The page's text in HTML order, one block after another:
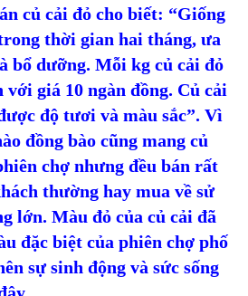
củ cải đỏ cho biết: “Giống
thời gian hai tháng, ưa
bổ dưỡng. Mỗi kg củ cải đỏ
với giá 10 ngàn đồng. Củ cải
độ tươi và màu sắc”. Vì
đồng bào cũng mang củ
chợ nhưng đều bán rất
thường hay mua về sử
lớn. Màu đỏ của củ cải đã
đặc biệt của phiên chợ phố
sự sinh động và sức sống